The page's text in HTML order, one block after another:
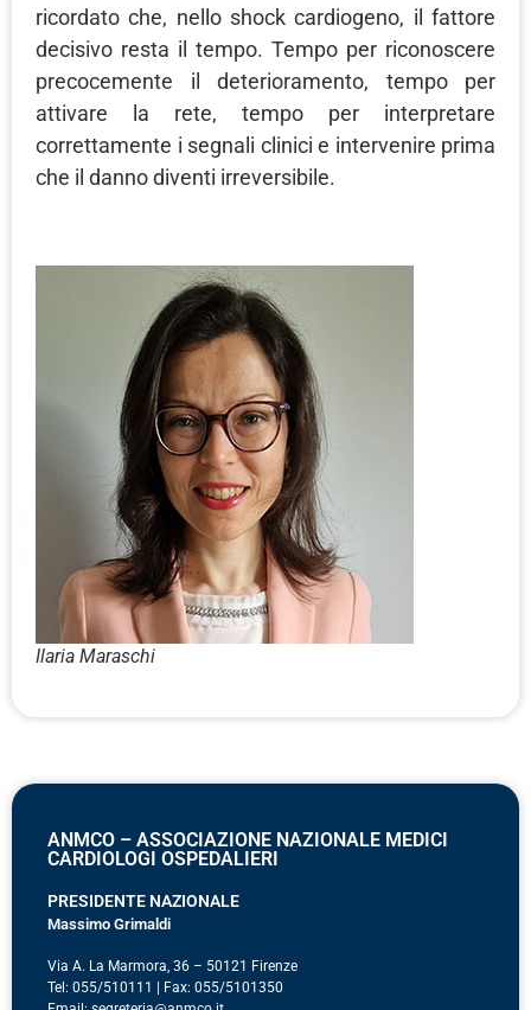
ricordato che, nello shock cardiogeno, il fattore
decisivo resta il tempo. Tempo per riconoscere
precocemente il deterioramento, tempo per
attivare la rete, tempo per interpretare
correttamente i segnali clinici e intervenire prima
che il danno diventi irreversibile.
Ilaria Maraschi
ANMCO – ASSOCIAZIONE NAZIONALE MEDICI
CARDIOLOGI OSPEDALIERI
PRESIDENTE NAZIONALE
Massimo Grimaldi
Via A. La Marmora, 36 – 50121 Firenze
Tel: 055/510111 | Fax: 055/5101350